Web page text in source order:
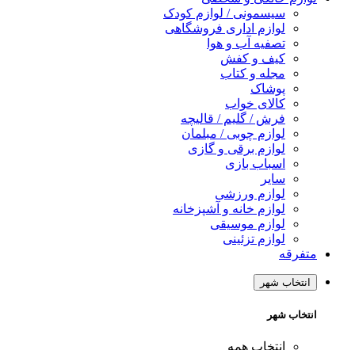
سیسمونی / لوازم کودک
لوازم اداری فروشگاهی
تصفیه آب و هوا
کیف و کفش
مجله و کتاب
پوشاک
کالای خواب
فرش / گلیم / قالیچه
لوازم چوبی / مبلمان
لوازم برقی و گازی
اسباب بازی
سایر
لوازم ورزشی
لوازم خانه و آشپزخانه
لوازم موسیقی
لوازم تزئینی
متفرقه
انتخاب شهر
انتخاب شهر
انتخاب همه